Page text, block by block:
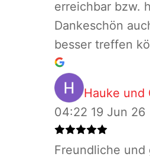
erreichbar bzw.
Dankeschön
besser treffen
Hauke und
04:22 19 Jun 26
Freundliche und